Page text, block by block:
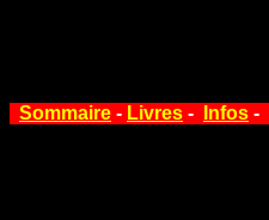
Sommaire - Livres - Infos -